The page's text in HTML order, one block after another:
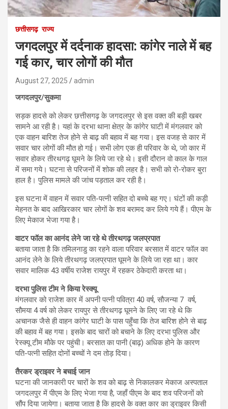
छत्तीसगढ़ राज्य
जगदलपुर में दर्दनाक हादसा: कांगेर नाले में बह
गई कार, चार लोगों की मौत
August 27, 2025 admin
जगदलपुर/सुकमा
सड़क हादसे को लेकर छत्तीसगढ़ के जगदलपुर से इस वक्त की बड़ी खबर
सामने आ रही है। यहां के दरभा थाना क्षेत्र के कांगेर घाटी में मंगलवार को
एक वाहन बारिश तेज होने से बाढ़ की बहाव में बह गया। इस वजह से कार में
सवार चार लोगों की मौत हो गई। सभी लोग एक ही परिवार के थे, जो कार में
सवार होकर तीरथगढ़ घूमने के लिये जा रहे थे। इसी दौरान वो काल के गाल
में समा गये। घटना से परिजनों में शोक की लहर है। सभी को रो-रोकर बुरा
हाल है। पुलिस मामले की जांच पड़ताल कर रही है।
इस घटना में वाहन में सवार पति-पत्नी सहित दो बच्चे बह गए। घंटों की कड़ी
मेहनत के बाद आखिरकार चार लोगों के शव बरामद कर लिये गये हैं। पीएम के
लिए मेकाज भेजा गया है।
वाटर फॉल का आनंद लेने जा रहे थे तीरथगढ़ जलप्रपात
बताया जाता है कि तमिलनाडु का रहने वाला परिवार बरसात में वाटर फॉल का
आनंद लेने के लिये तीरथगढ़ जलप्रपात घूमने के लिये जा रहा था। कार
सवार मालिक 43 वर्षीय राजेश रायपुर में रहकर ठेकेदारी करता था।
दरभा पुलिस टीम ने किया रेस्क्यू
मंगलवार को राजेश कार में अपनी पत्नी पवित्रा 40 वर्ष, सौजन्या 7 वर्ष,
सौमया 4 वर्ष को लेकर रायपुर से तीरथगढ़ घूमने के लिए जा रहे थे कि
अचानक जैसे ही वाहन कांगेर घाटी के पास पहुँचा कि तेज बारिश होने से बाढ़
की बहाव में बह गया। इसके बाद चारों को बचाने के लिए दरभा पुलिस और
रेस्क्यू टीम मौके पर पहुंची। बरसात का पानी (बाढ़) अधिक होने के कारण
पति-पत्नी सहित दोनों बच्चों ने दम तोड़ दिया।
तैरकर ड्राइवर ने बचाई जान
घटना की जानकारी पर चारों के शव को बाढ़ से निकालकर मेकाज अस्पताल
जगदलपुर में पीएम के लिए भेजा गया है, जहाँ पीएम के बाद शव परिजनों को
सौंप दिया जायेगा। बताया जाता है कि हादसे के वक्त कार का ड्राइवर किसी